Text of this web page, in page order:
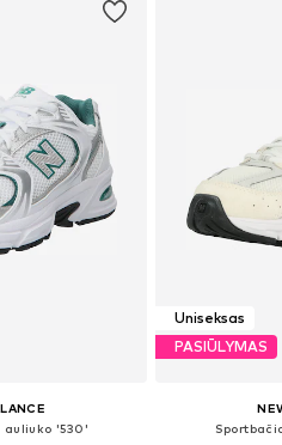
auliuko '530'
Uniseksas
PASIŪLYMAS